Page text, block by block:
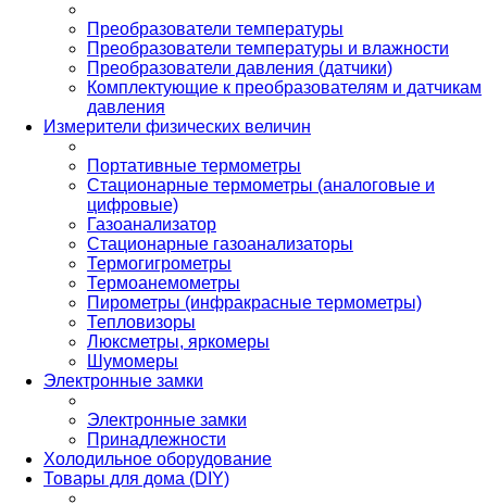
Преобразователи температуры
Преобразователи температуры и влажности
Преобразователи давления (датчики)
Комплектующие к преобразователям и датчикам
давления
Измерители физических величин
Портативные термометры
Стационарные термометры (аналоговые и
цифровые)
Газоанализатор
Стационарные газоанализаторы
Термогигрометры
Термоанемометры
Пирометры (инфракрасные термометры)
Тепловизоры
Люксметры, яркомеры
Шумомеры
Электронные замки
Электронные замки
Принадлежности
Холодильное оборудование
Товары для дома (DIY)